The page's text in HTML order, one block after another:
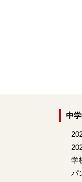
中
学
パ